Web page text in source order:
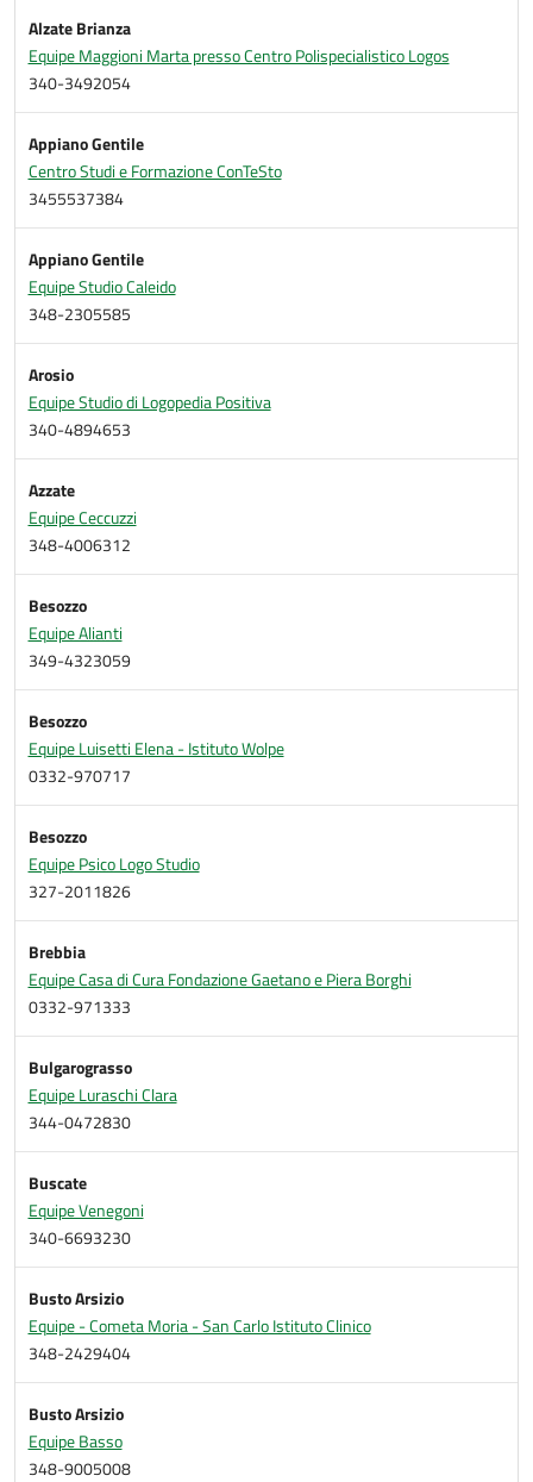
Alzate Brianza
Equipe Maggioni Marta presso Centro Polispecialistico Logos
340-3492054
Appiano Gentile
Centro Studi e Formazione ConTeSto
3455537384
Appiano Gentile
Equipe Studio Caleido
348-2305585
Arosio
Equipe Studio di Logopedia Positiva
340-4894653
Azzate
Equipe Ceccuzzi
348-4006312
Besozzo
Equipe Alianti
349-4323059
Besozzo
Equipe Luisetti Elena - Istituto Wolpe
0332-970717
Besozzo
Equipe Psico Logo Studio
327-2011826
Brebbia
Equipe Casa di Cura Fondazione Gaetano e Piera Borghi
0332-971333
Bulgarograsso
Equipe Luraschi Clara
344-0472830
Buscate
Equipe Venegoni
340-6693230
Busto Arsizio
Equipe - Cometa Moria - San Carlo Istituto Clinico
348-2429404
Busto Arsizio
Equipe Basso
348-9005008